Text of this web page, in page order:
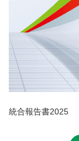
統合報告書2025